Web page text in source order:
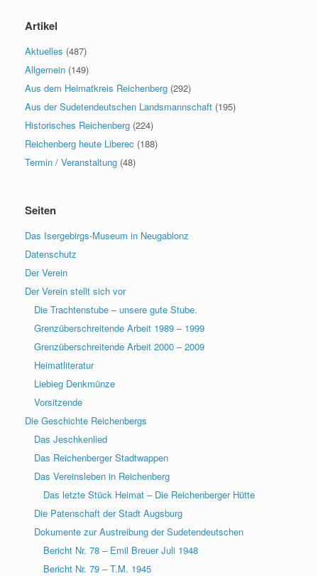
Artikel
Aktuelles (487)
Allgemein (149)
Aus dem Heimatkreis Reichenberg (292)
Aus der Sudetendeutschen Landsmannschaft (195)
Historisches Reichenberg (224)
Reichenberg heute Liberec (188)
Termin / Veranstaltung (48)
Seiten
Das Isergebirgs-Museum in Neugablonz
Datenschutz
Der Verein
Der Verein stellt sich vor
Die Trachtenstube – unsere gute Stube.
Grenzüberschreitende Arbeit 1989 – 1999
Grenzüberschreitende Arbeit 2000 – 2009
Heimatliteratur
Liebieg Denkmünze
Vorsitzende
Die Geschichte Reichenbergs
Das Jeschkenlied
Das Reichenberger Stadtwappen
Das Vereinsleben in Reichenberg
Das letzte Stück Heimat – Die Reichenberger Hütte
Die Patenschaft der Stadt Augsburg
Dokumente zur Austreibung der Sudetendeutschen
Bericht Nr. 78 – Emil Breuer Juli 1948
Bericht Nr. 79 – T.M. 1945